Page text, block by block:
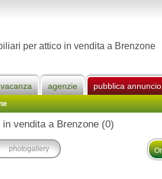
per attico in vendita a Brenzone
agenzie pubblica annuncio
vendita a Brenzone (0)
photogallery